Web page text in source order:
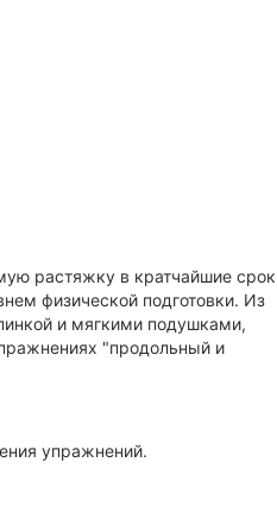
растяжку в кратчайшие
физической подготовки. Из
и мягкими подушками,
"продольный и
упражнений.